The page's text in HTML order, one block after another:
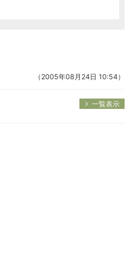
（2005年08月24日 10:54）
一覧表示